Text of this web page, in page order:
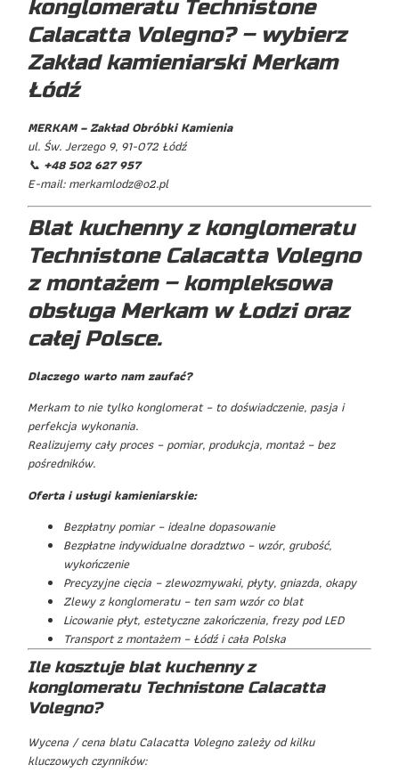
konglomeratu Technistone
Calacatta Volegno? – wybierz
Zakład kamieniarski Merkam
Łódź
MERKAM – Zakład Obróbki Kamienia
ul. Św. Jerzego 9, 91-072 Łódź
📞 +48 502 627 957
E-mail:merkamlodz@o2.pl
Blat kuchenny z konglomeratu
Technistone Calacatta Volegno
z montażem – kompleksowa
obsługa Merkam w Łodzi oraz
całej Polsce.
Dlaczego warto nam zaufać?
Merkam to nie tylko konglomerat – to doświadczenie, pasja i
perfekcja wykonania.
Realizujemy cały proces – pomiar, produkcja, montaż – bez
pośredników.
Oferta i usługi kamieniarskie:
Bezpłatny pomiar – idealne dopasowanie
Bezpłatne indywidualne doradztwo – wzór, grubość,
wykończenie
Precyzyjne cięcia – zlewozmywaki, płyty, gniazda, okapy
Zlewy z konglomeratu – ten sam wzór co blat
Licowanie płyt, estetyczne zakończenia, frezy pod LED
Transport z montażem – Łódź i cała Polska
Ile kosztuje blat kuchenny z
konglomeratu Technistone Calacatta
Volegno?
Wycena / cena blatu Calacatta Volegno zależy od kilku
kluczowych czynników: